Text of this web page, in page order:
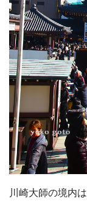
川崎大師の境内